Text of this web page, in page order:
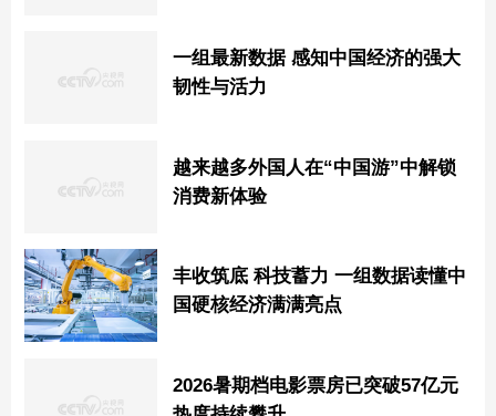
一组最新数据 感知中国经济的强大
韧性与活力
越来越多外国人在“中国游”中解锁
消费新体验
丰收筑底 科技蓄力 一组数据读懂中
国硬核经济满满亮点
2026暑期档电影票房已突破57亿元